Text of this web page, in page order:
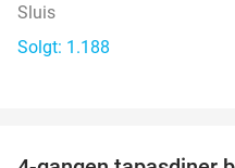
Sluis
Solgt: 1.188